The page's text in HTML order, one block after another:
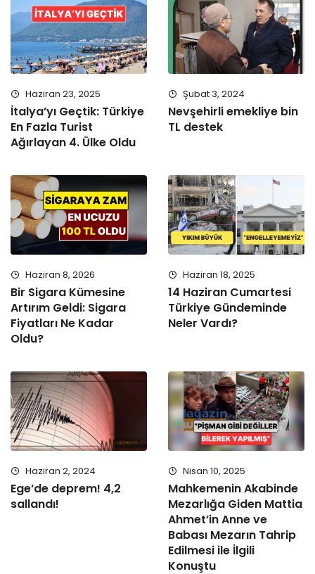
Haziran 23, 2025
İtalya’yı Geçtik: Türkiye
En Fazla Turist
Ağırlayan 4. Ülke Oldu
Şubat 3, 2024
Nevşehirli emekliye bin
TL destek
Haziran 8, 2026
Bir Sigara Kümesine
Artırım Geldi: Sigara
Fiyatları Ne Kadar
Oldu?
Haziran 18, 2025
14 Haziran Cumartesi
Türkiye Gündeminde
Neler Vardı?
Haziran 2, 2024
Ege’de deprem! 4,2
sallandı!
Nisan 10, 2025
Mahkemenin Akabinde
Mezarlığa Giden Mattia
Ahmet’in Anne ve
Babası Mezarın Tahrip
Edilmesi ile İlgili
Konuştu